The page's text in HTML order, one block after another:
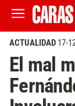
ACTUALIDAD 17-
El mal